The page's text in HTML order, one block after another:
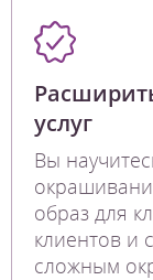
услуг
Вы
образ для
клиентов и
сложным